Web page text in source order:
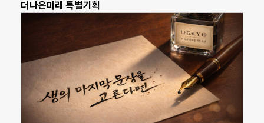
더나은미래 특별기획